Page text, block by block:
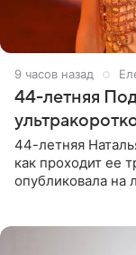
9 часов назад
44-летняя
44-летняя
как проходит ее
опубликовала на